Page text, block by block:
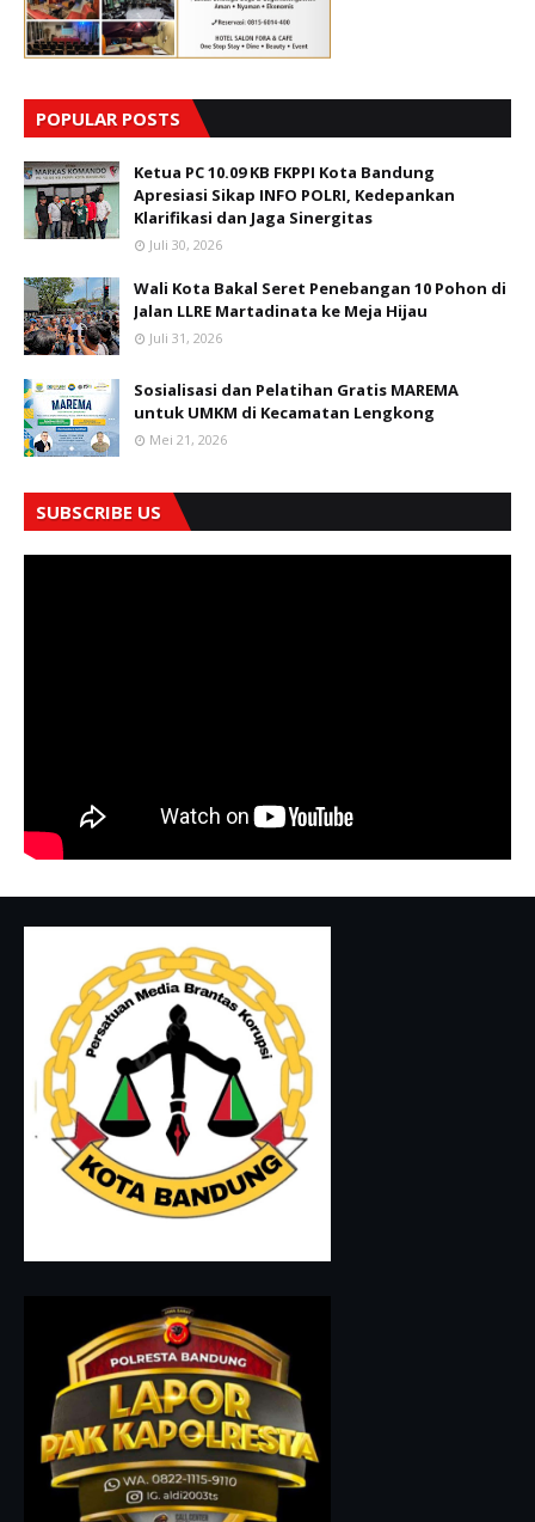
POPULAR POSTS
Ketua PC 10.09 KB FKPPI Kota Bandung
Apresiasi Sikap INFO POLRI, Kedepankan
Klarifikasi dan Jaga Sinergitas
Juli 30, 2026
Wali Kota Bakal Seret Penebangan 10 Pohon di
Jalan LLRE Martadinata ke Meja Hijau
Juli 31, 2026
Sosialisasi dan Pelatihan Gratis MAREMA
untuk UMKM di Kecamatan Lengkong
Mei 21, 2026
SUBSCRIBE US